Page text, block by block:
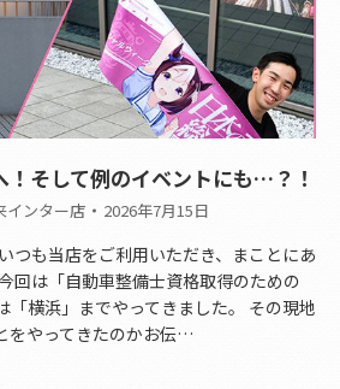
！そして例のイベントにも…？！
インター店 2026年7月15日
つも当店をご利用いただき、まことにあ
回は「自動車整備士資格取得のための
「横浜」までやってきました。 その現地
をやってきたのかお伝…